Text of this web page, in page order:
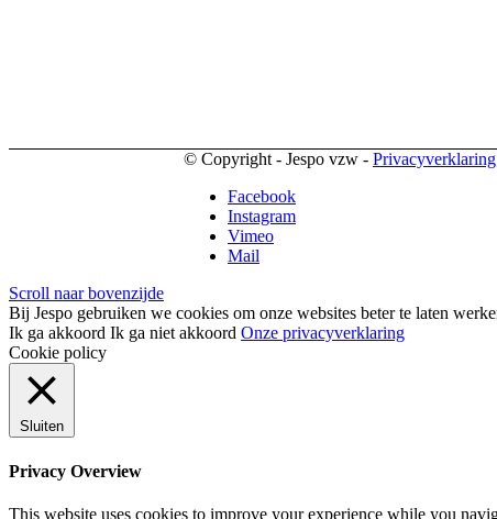
© Copyright - Jespo vzw - Privacyverklaring
Facebook
Instagram
Vimeo
Mail
Scroll naar bovenzijde
Bij Jespo gebruiken we cookies om onze websites beter te laten
Ik ga akkoord Ik ga niet akkoord Onze privacyverklaring
Cookie policy
Sluiten
Privacy Overview
This website uses cookies to improve your experience while you